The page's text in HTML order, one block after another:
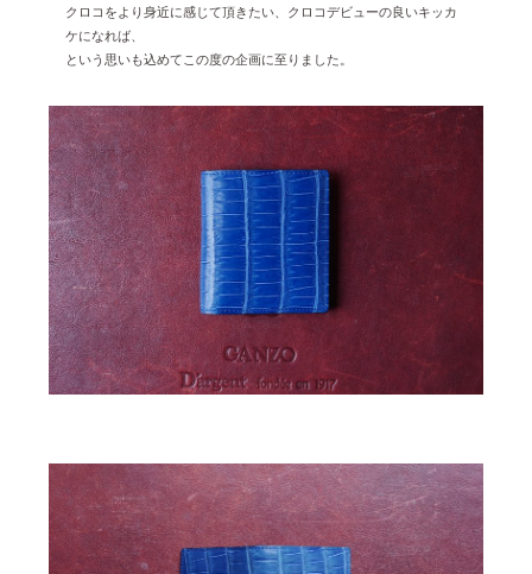
クロコをより身近に感じて頂きたい、クロコデビューの良いキッカ
ケになれば、
という思いも込めてこの度の企画に至りました。